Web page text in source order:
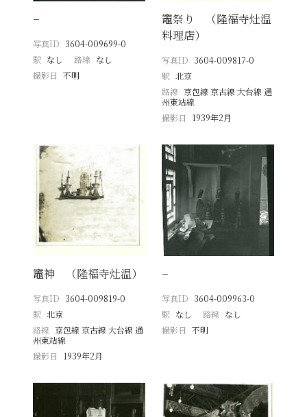
−
写真ID 3604-009699-0
駅 なし 路線 なし
撮影日
不明
竈祭り （隆福寺灶温
料理店）
写真ID 3604-009817-0
駅 北京
路線 京包線 京古線 大台線 通
州東站線
撮影日
1939年2月
竈神 （隆福寺灶温）
写真ID 3604-009819-0
駅 北京
路線 京包線 京古線 大台線 通
州東站線
撮影日
1939年2月
−
写真ID 3604-009963-0
駅 なし 路線 なし
撮影日 不明